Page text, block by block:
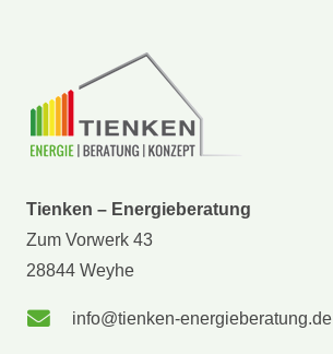
Tienken – Energieberatung
Zum Vorwerk 43
28844 Weyhe
info@tienken-energieberatung.de